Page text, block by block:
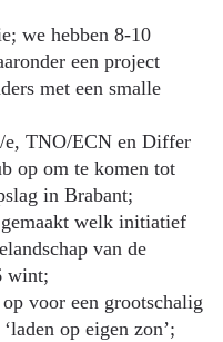
we hebben 8-10
een project
met een smalle
e, TNO/ECN en Differ
op om te komen tot
in Brabant;
welk initiatief
van de
wint;
voor een grootschalig
op eigen zon’;